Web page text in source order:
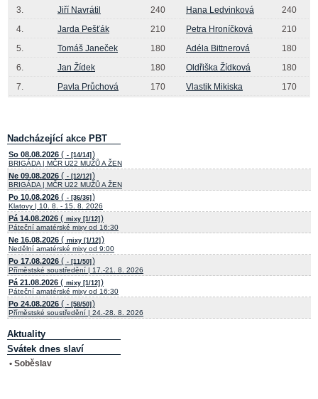
3.
Jiří Navrátil 240 Hana Ledvinková
240
4.
Jarda Pešťák 210 Petra Hroníčková
210
5.
Tomáš Janeček 180 Adéla Bittnerová
180
6.
Jan Žídek 180 Oldřiška Žídková
180
7.
Pavla Průchová 170 Vlastik Mikiska 170
Nadcházející akce PBT
So 08.08.2026 ( - [14/14] )
BRIGÁDA | MČR U22 MUŽŮ A ŽEN
Ne 09.08.2026 ( - [12/12] )
BRIGÁDA | MČR U22 MUŽŮ A ŽEN
Po 10.08.2026 ( - [36/36] )
Klatovy | 10. 8. - 15. 8. 2026
Pá 14.08.2026 ( mixy [1/12] )
Páteční amatérské mixy od 16:30
Ne 16.08.2026 ( mixy [1/12] )
Nedělní amatérské mixy od 9:00
Po 17.08.2026 ( - [11/50] )
Příměstské soustředění | 17.-21. 8. 2026
Pá 21.08.2026 ( mixy [1/12] )
Páteční amatérské mixy od 16:30
Po 24.08.2026 ( - [58/50] )
Příměstské soustředění | 24.-28. 8. 2026
Aktuality
Svátek dnes slaví
• Soběslav